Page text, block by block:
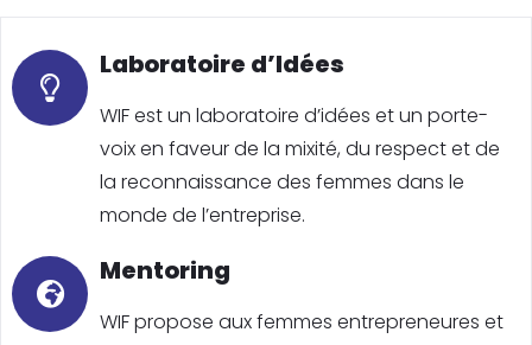
Laboratoire d’Idées
WIF est un laboratoire d’idées et un porte-
voix en faveur de la mixité, du respect et de
la reconnaissance des femmes dans le
monde de l’entreprise.
Mentoring
WIF propose aux femmes entrepreneures et